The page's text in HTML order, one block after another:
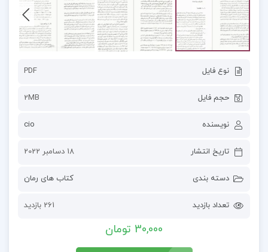
نوع فایل PDF
حجم فایل 2MB
نویسنده cio
تاریخ انتشار 18 دسامبر 2022
دسته بندی کتاب های رمان
تعداد بازدید 261 بازدید
30,000 تومان